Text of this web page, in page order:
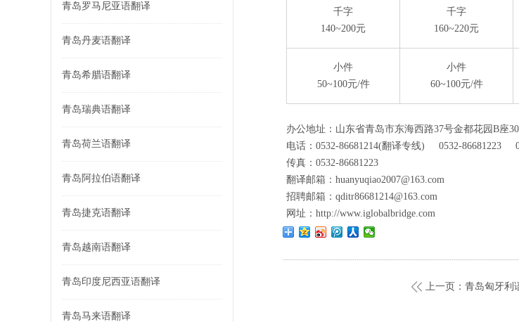
青岛罗马尼亚语翻译
青岛丹麦语翻译
青岛希腊语翻译
青岛瑞典语翻译
青岛荷兰语翻译
青岛阿拉伯语翻译
青岛捷克语翻译
青岛越南语翻译
青岛印度尼西亚语翻译
青岛马来语翻译
千字
140~200元
千字
160~220元
小件
50~100元/件
小件
60~100元/件
办公地址：山东省青岛市东海西路37号金都花园B座
电话：0532-86681214(翻译专线) 0532-86681223
传真：0532-86681223
翻译邮箱：huanyuqiao2007@163.com
招聘邮箱：qditr86681214@163.com
网址： http://www.iglobalbridge.com
上一页：青岛匈牙利